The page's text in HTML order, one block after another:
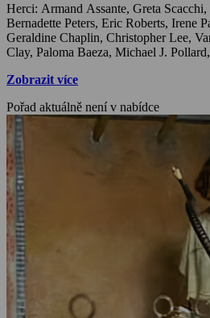
Herci: Armand Assante, Greta Scacchi, Isabella Rossellini,
Bernadette Peters, Eric Roberts, Irene Papas, Jeroen Krabbé,
Geraldine Chaplin, Christopher Lee, Vanessa Williams, Nicholas
Clay, Paloma Baeza, Michael J. Pollard, Heathcote Williams, Roger
Yorgo Voyagis, Vincenzo Nicoli, Katie Carr, Alan Cox, Peter
Zobrazit více
Pořad aktuálně není v nabídce